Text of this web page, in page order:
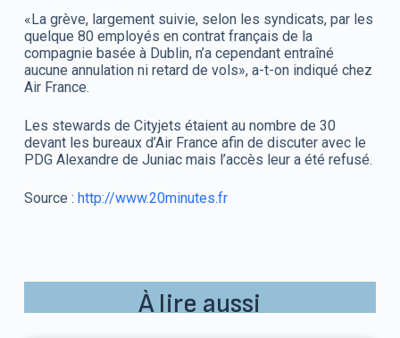
«La grève, largement suivie, selon les syndicats, par les
quelque 80 employés en contrat français de la
compagnie basée à Dublin, n’a cependant entraîné
aucune annulation ni retard de vols», a-t-on indiqué chez
Air France.
Les stewards de Cityjets étaient au nombre de 30
devant les bureaux d’Air France afin de discuter avec le
PDG Alexandre de Juniac mais l’accès leur a été refusé.
Source : http://www.20minutes.fr
À lire aussi